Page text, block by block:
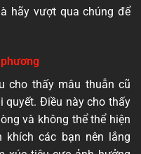
hãy vượt qua chúng để
cho thấy mâu thuẫn cũ
quyết. Điều này cho thấy
và không thể thể hiện
khích các bạn nên lắng